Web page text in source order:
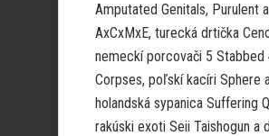
Amputated Genitals, Purulent a
AxCxMxE, turecká drtička
nemeckí porcovači 5 Stabbed
Corpses, poľskí kacíri Sphere
holandská sypanica Suffering
rakúski exoti Seii Taishogun a